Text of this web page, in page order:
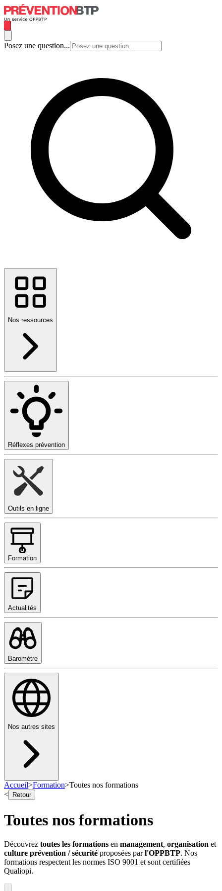
Posez une question...
Nos ressources
Réflexes prévention
Outils en ligne
Formation
Actualités
Baromètre
Nos autres sites
Accueil>Formation>Toutes nos formations
<
Retour
Toutes nos formations
Découvrez toutes les formations en management, organisation et
culture prévention / sécurité proposées parl'OPPBTP. Nos
formations respectent les normes ISO 9001 et sont certifiées
Qualiopi.